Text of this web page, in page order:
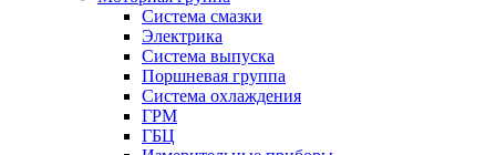
Система смазки
Электрика
Система выпуска
Поршневая группа
Система охлаждения
ГРМ
ГБЦ